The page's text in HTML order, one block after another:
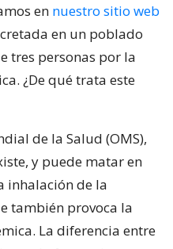
en nuestro sitio web
en un poblado
tres personas por la
¿De qué trata este
de la Salud (OMS),
y puede matar en
inhalación de la
también provoca la
La diferencia entre